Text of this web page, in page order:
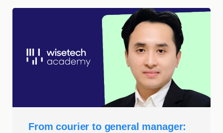
From courier to general manager: